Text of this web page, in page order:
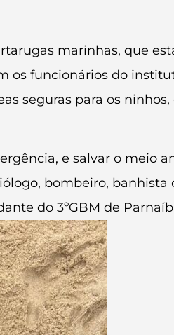
marinhas, que
os funcionários do
seguras para os
e salvar o meio
bombeiro,
do 3ºGBM de